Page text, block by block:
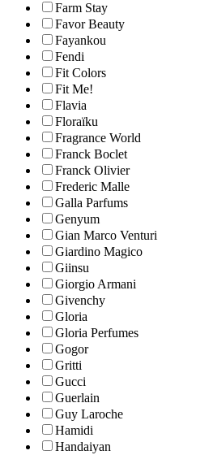
Farm Stay
Favor Beauty
Fayankou
Fendi
Fit Colors
Fit Me!
Flavia
Floraïku
Fragrance World
Franck Boclet
Franck Olivier
Frederic Malle
Galla Parfums
Genyum
Gian Marco Venturi
Giardino Magico
Giinsu
Giorgio Armani
Givenchy
Gloria
Gloria Perfumes
Gogor
Gritti
Gucci
Guerlain
Guy Laroche
Hamidi
Handaiyan